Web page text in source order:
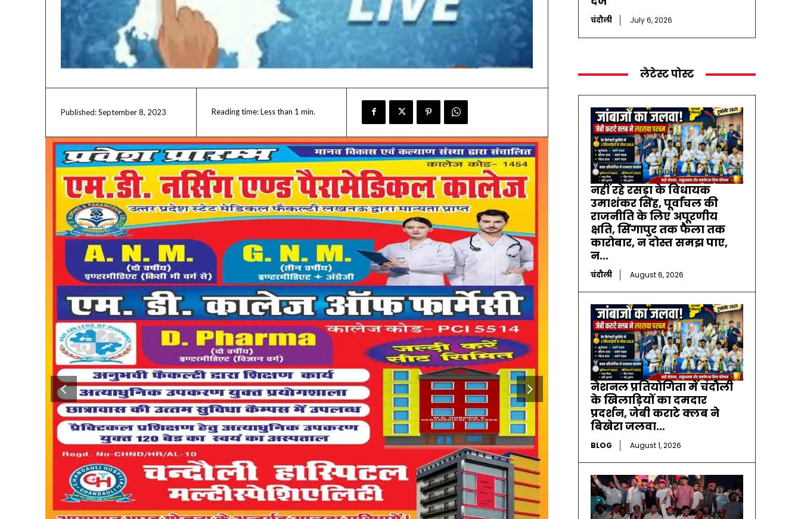
Published:September 8, 2023 Reading time:Less than 1 min.
चंदौली July 6, 2026
लेटेस्ट पोस्ट
नहीं रहे रसड़ा के विधायक
उमाशंकर सिंह, पूर्वांचल की
राजनीति के लिए अपूरणीय
क्षति, सिंगापुर तक फैला तक
कारोबार, न दोस्त समझ पाए,
न...
चंदौली August 6, 2026
नेशनल प्रतियोगिता में चंदौली
के खिलाड़ियों का दमदार
प्रदर्शन, जेबी कराटे क्लब ने
बिखेरा जलवा…
BLOG August 1, 2026